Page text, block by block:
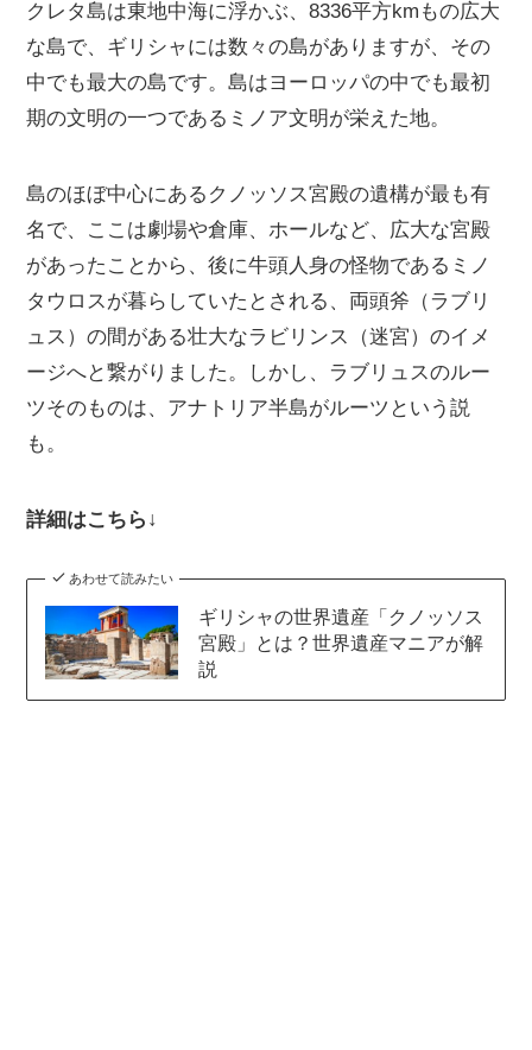
クレタ島は東地中海に浮かぶ、8336平方kmもの広大
な島で、ギリシャには数々の島がありますが、その
中でも最大の島です。島はヨーロッパの中でも最初
期の文明の一つであるミノア文明が栄えた地。
島のほぼ中心にあるクノッソス宮殿の遺構が最も有
名で、ここは劇場や倉庫、ホールなど、広大な宮殿
があったことから、後に牛頭人身の怪物であるミノ
タウロスが暮らしていたとされる、両頭斧（ラブリ
ュス）の間がある壮大なラビリンス（迷宮）のイメ
ージへと繋がりました。しかし、ラブリュスのルー
ツそのものは、アナトリア半島がルーツという説
も。
詳細はこちら↓
あわせて読みたい
ギリシャの世界遺産「クノッソス
宮殿」とは？世界遺産マニアが解
説